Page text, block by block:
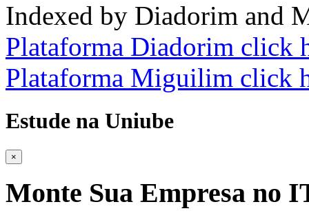
Indexed by Diadorim and
Plataforma Diadorim click
Plataforma Miguilim click
Estude na Uniube
×
Monte Sua Empresa no